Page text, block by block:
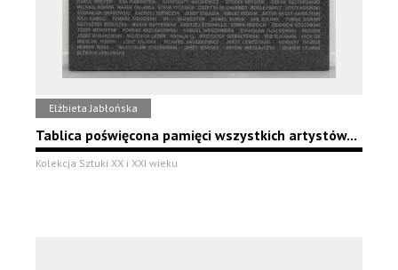
Elżbieta Jabłońska
Tablica poświęcona pamięci wszystkich artystów...
Kolekcja Sztuki XX i XXI wieku